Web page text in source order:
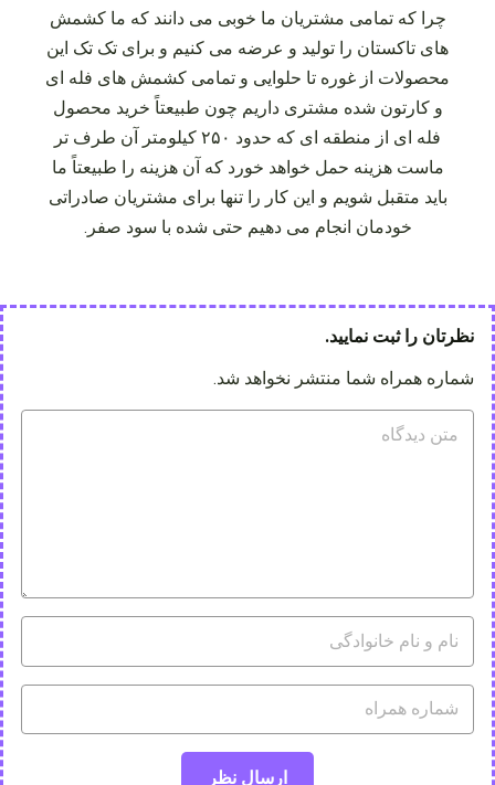
چرا که تمامی مشتریان ما خوبی می‌ دانند که ما کشمش‌
های تاکستان را تولید و عرضه می‌ کنیم و برای تک تک این
محصولات از غوره تا حلوایی و تمامی کشمش‌ های فله‌ ای
و کارتون شده مشتری داریم چون طبیعتاً خرید محصول
فله‌ ای از منطقه‌ ای که حدود ۲۵۰ کیلومتر آن طرف‌ تر
ماست هزینه حمل خواهد خورد که آن هزینه را طبیعتاً ما
باید متقبل شویم و این کار را تنها برای مشتریان صادراتی
خودمان انجام می‌ دهیم حتی شده با سود صفر.
نظرتان را ثبت نمایید.
شماره همراه شما منتشر نخواهد شد.